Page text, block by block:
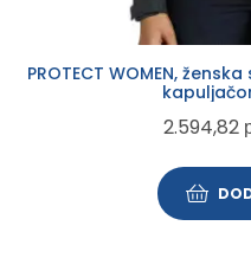
PROTECT WOMEN,
2.594,82